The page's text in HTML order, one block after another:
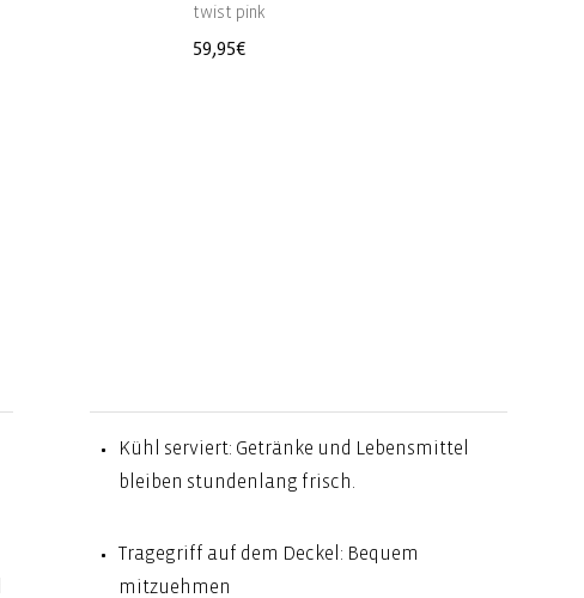
twist pink
Normaler
59,95€
Kühl serviert: Getränke und Lebensmittel
bleiben stundenlang frisch.
Tragegriff auf dem Deckel: Bequem
mitzuehmen